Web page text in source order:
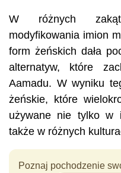
W różnych
modyfikowania imion
form żeńskich dała
alternatyw, które
Aamadu. W wyniku
żeńskie, które
używane nie tylko w
także w różnych
Poznaj pochodzenie